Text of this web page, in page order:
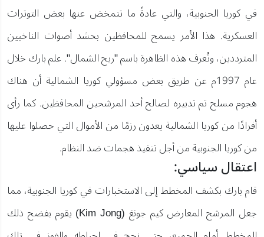
في كوريا الجنوبية، والتي عادةً ما تتمخض عنها بعض التوترات
العسكرية. هذا الأمر يسمح للمحافظين بحشد أصوات الناخبين
المترددين، وتُعرف هذه الظاهرة باسم "ريح الشمال". علم بارك خلال
عام 1997م عن طريق بعض مسؤولي كوريا الشمالية أن هناك
هجوم مسلح تم تدبيره لصالح أحد المرشحين المحافظين. كما رأى
أفرادًا من كوريا الشمالية يعدون رزمًا من الأموال التي حصلوا عليها
من كوريا الجنوبية من أجل تنفيذ هجمات ضد النظام.
اعتقال سياسي:
قام بارك بكشف المخطط إلى الاستخبارات في كوريا الجنوبية، مما
جعل المرشح المعارض كيم جونغ (Kim Jong) يقوم بفضح ذلك